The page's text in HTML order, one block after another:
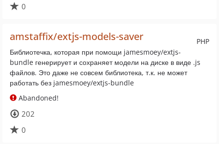
0
PHP
amstaffix/extjs-models-saver
Библиотечка, которая при помощи jamesmoey/extjs-
bundle генерирует и сохраняет модели на диске в виде .js
файлов. Это даже не совсем библиотека, т.к. не может
работать без jamesmoey/extjs-bundle
Abandoned!
202
0